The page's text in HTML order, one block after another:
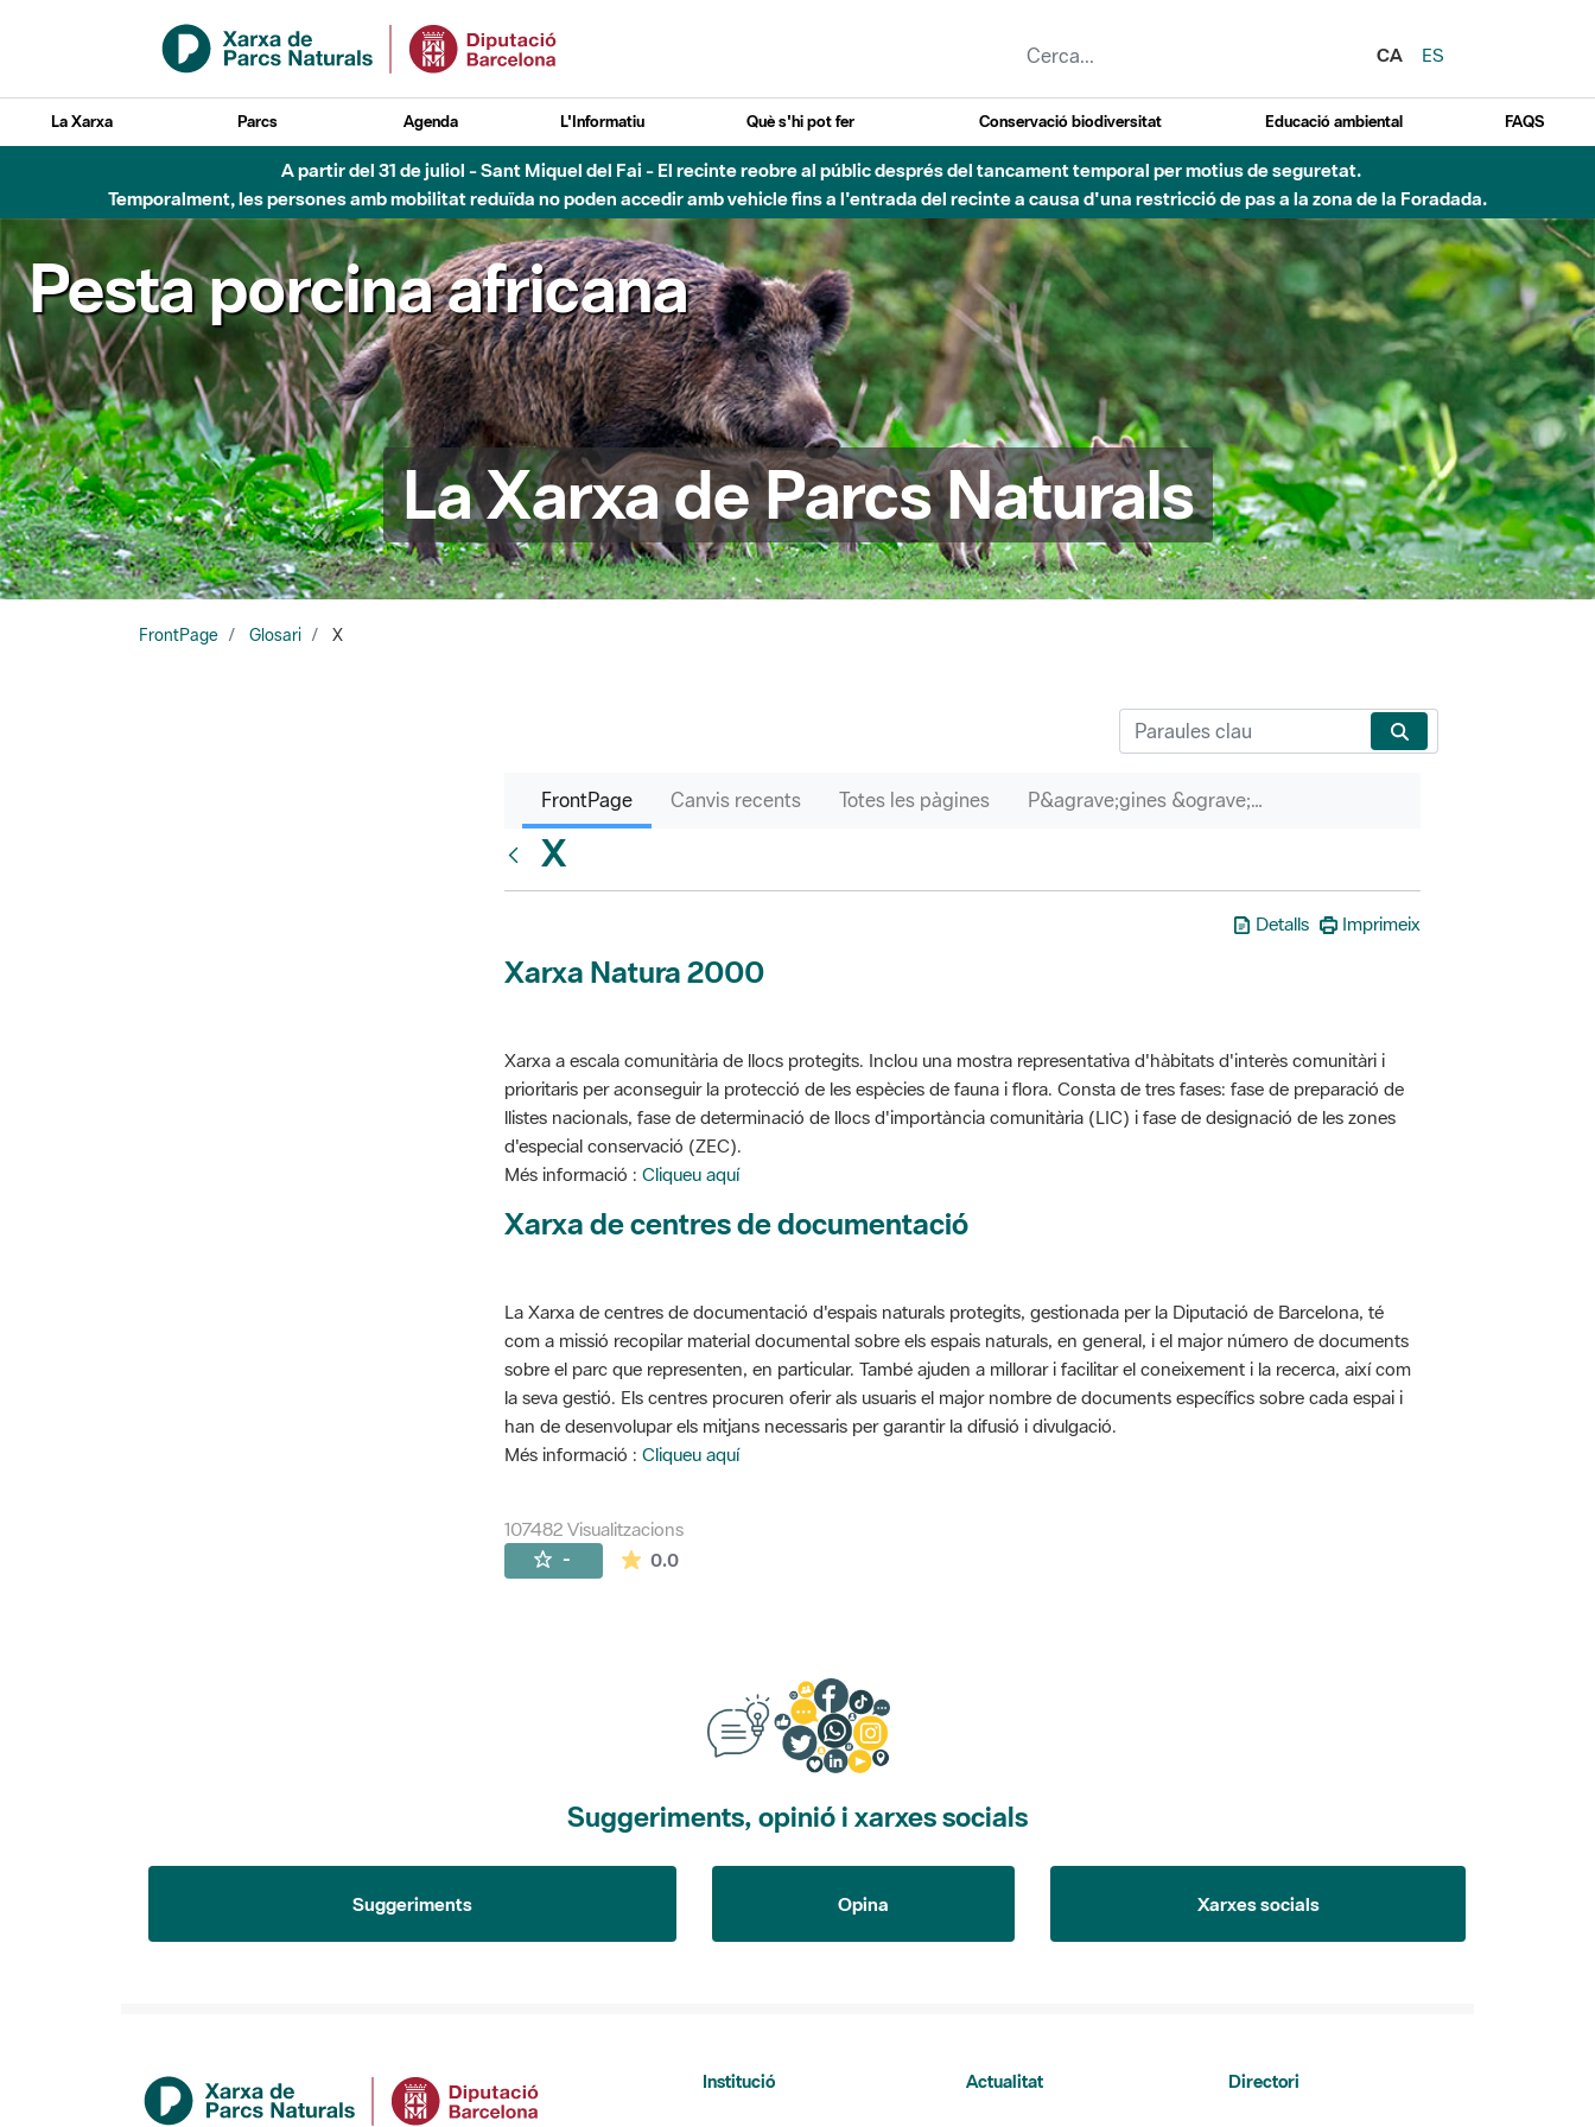
Salta al contingut principal
CA
ES
La Xarxa Parcs Agenda L'Informatiu Què s'hi pot fer Conservació biodiversitat Educació ambiental FAQS
A partir del 31 de juliol - Sant Miquel del Fai - El recinte reobre al públic després del tancament temporal per motius de seguretat.
Temporalment, les persones amb mobilitat reduïda no poden accedir amb vehicle fins a l'entrada del recinte a causa d'una restricció de pas a la zona de la Foradada.
Pesta porcina africana
La Xarxa de Parcs Naturals
FrontPage Glosari X
FrontPage Canvis recents Totes les pàgines P&agrave;gines &ograve;rfenes
X
Detalls Imprimeix
Xarxa Natura 2000
Xarxa a escala comunitària de llocs protegits. Inclou una mostra representativa d'hàbitats d'interès comunitàri i
prioritaris per aconseguir la protecció de les espècies de fauna i flora. Consta de tres fases: fase de preparació de
llistes nacionals, fase de determinació de llocs d'importància comunitària (LIC) i fase de designació de les zones
d'especial conservació (ZEC).
Més informació : Cliqueu aquí
Xarxa de centres de documentació
La Xarxa de centres de documentació d'espais naturals protegits, gestionada per la Diputació de Barcelona, té
com a missió recopilar material documental sobre els espais naturals, en general, i el major número de documents
sobre el parc que representen, en particular. També ajuden a millorar i facilitar el coneixement i la recerca, així com
la seva gestió. Els centres procuren oferir als usuaris el major nombre de documents específics sobre cada espai i
han de desenvolupar els mitjans necessaris per garantir la difusió i divulgació.
Més informació : Cliqueu aquí
107482 Visualitzacions
- 0.0La mitjana de les valoracions és de 0 estrelles de 5.
Suggeriments, opinió i xarxes socials
Suggeriments Opina Xarxes socials
Institució Actualitat Directori